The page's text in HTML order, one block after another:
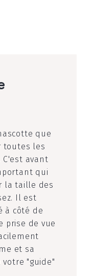
que
toutes les
avant
qui
la taille des
Il est
à côté de
prise de vue
et sa
"guide"